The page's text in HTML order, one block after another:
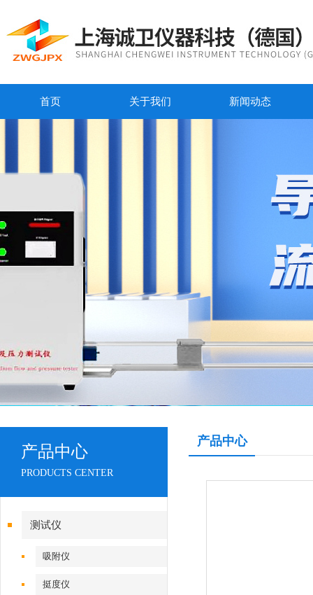
首页 关于我们 新闻动态
产品中心
PRODUCTS CENTER
测试仪
吸附仪
挺度仪
产品中心